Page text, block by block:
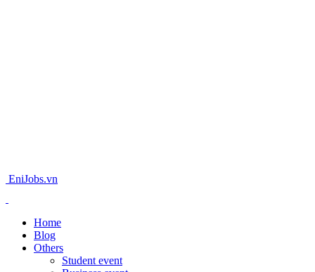
EniJobs.vn
Home
Blog
Others
Student event